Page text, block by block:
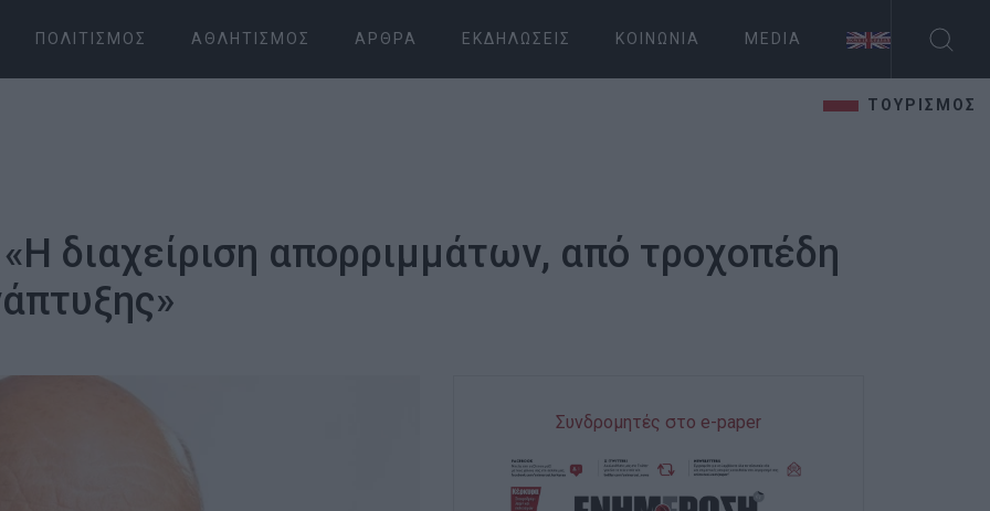
ΠΟΛΙΤΙΣΜΌΣ ΑΘΛΗΤΙΣΜΌΣ ΆΡΘΡΑ ΕΚΔΗΛΏΣΕΙΣ ΚΟΙΝΩΝΊΑ MEDIA
ΤΟΥΡΙΣΜΟΣ
διαχείριση απορριμμάτων, από τροχοπέδη
Συνδρομητές στο e-paper